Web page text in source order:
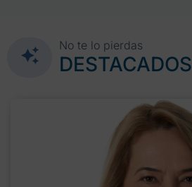
No te lo pierdas
DESTACADOS